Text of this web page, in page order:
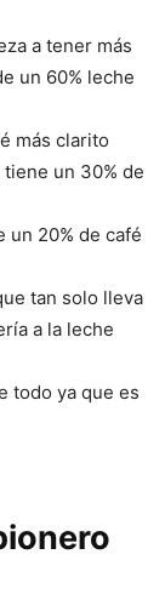
a tener más
un 60% leche
más clarito
un 30% de
un 20% de café
tan solo lleva
a la leche
todo ya que es